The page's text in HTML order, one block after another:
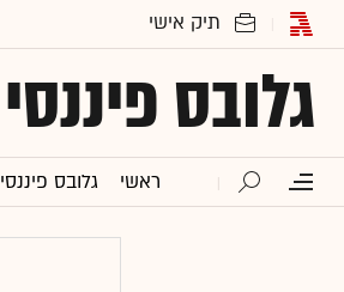
גלובס פיננסי
ראשי גלובס פיננסי